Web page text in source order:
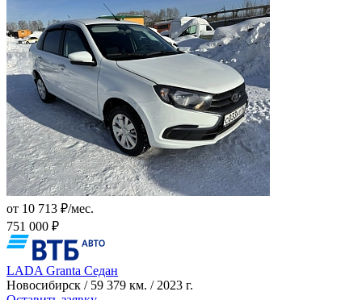
от 10 713 ₽/мес.
751 000 ₽
LADA Granta Седан
Новосибирск / 59 379 км. / 2023 г.